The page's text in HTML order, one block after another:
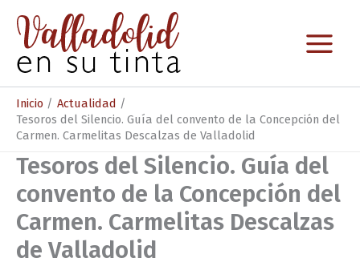
contenido
Inicio
Actualidad
Tesoros del Silencio. Guía del convento de la Concepción del
Carmen. Carmelitas Descalzas de Valladolid
Tesoros del Silencio. Guía del
convento de la Concepción del
Carmen. Carmelitas Descalzas
de Valladolid